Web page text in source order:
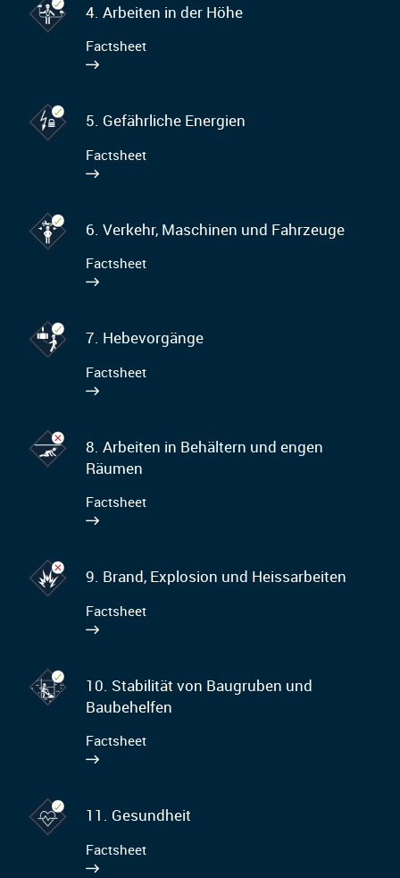
4. Arbeiten in der Höhe
Factsheet
5. Gefährliche Energien
Factsheet
6. Verkehr, Maschinen und Fahrzeuge
Factsheet
7. Hebevorgänge
Factsheet
8. Arbeiten in Behältern und engen
Räumen
Factsheet
9. Brand, Explosion und Heissarbeiten
Factsheet
10. Stabilität von Baugruben und
Baubehelfen
Factsheet
11. Gesundheit
Factsheet